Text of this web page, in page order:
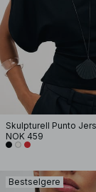
Skulpturell Punto
NOK 459
Bestselgere